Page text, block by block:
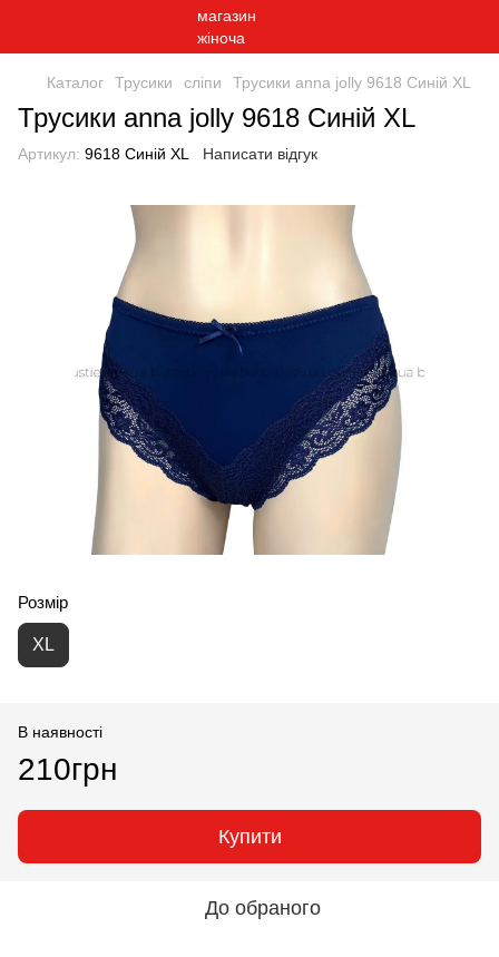
Каталог Трусики сліпи Трусики anna jolly 9618 Синій XL
Трусики anna jolly 9618 Синій XL
Артикул: 9618 Синій XL Написати відгук
Розмір
XL
В наявності
210грн
Купити
До обраного